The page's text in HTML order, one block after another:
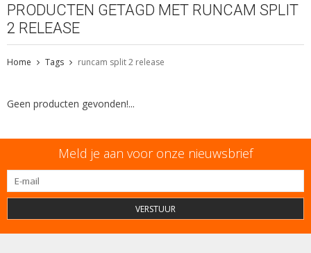
PRODUCTEN GETAGD MET RUNCAM SPLIT
2 RELEASE
Home Tags runcam split 2 release
Geen producten gevonden!...
Meld je aan voor onze nieuwsbrief
VERSTUUR